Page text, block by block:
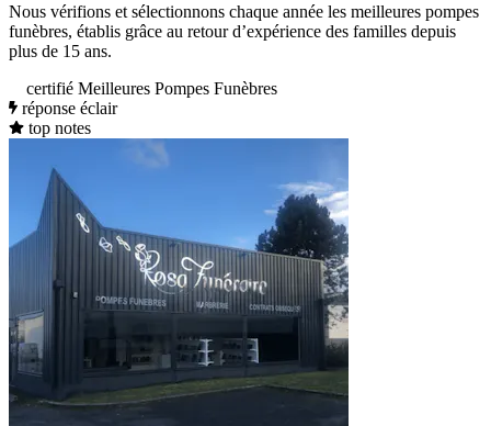
Nous vérifions et sélectionnons chaque année les meilleures pompes
funèbres, établis grâce au retour d’expérience des familles depuis
plus de 15 ans.
certifié Meilleures Pompes Funèbres
réponse éclair
top notes